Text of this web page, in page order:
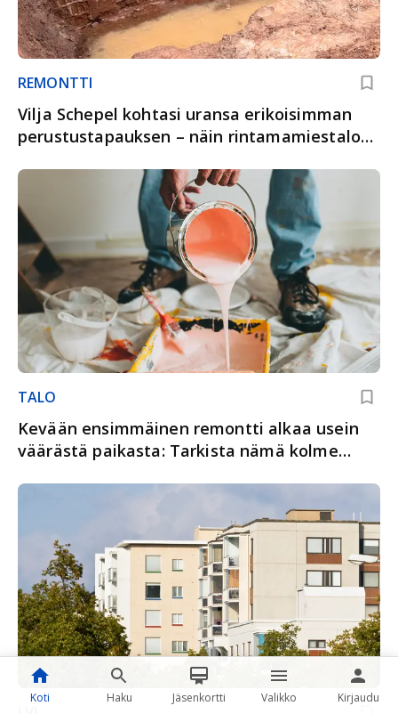
REMONTTI
Vilja Schepel kohtasi uransa erikoisimman
perustustapauksen – näin rintamamiestalo
TALO
Kevään ensimmäinen remontti alkaa usein
väärästä paikasta: Tarkista nämä kolme
Koti Haku Jäsenkortti Valikko Kirjaudu